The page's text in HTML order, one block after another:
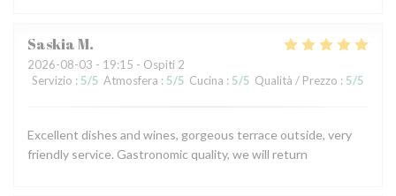
SaskiaM
2026-08-03 - 19:15 - Ospiti 2
Servizio : 5/5 Atmosfera : 5/5 Cucina : 5/5 Qualità / Prezzo : 5/5
Excellent dishes and wines, gorgeous terrace outside, very
friendly service. Gastronomic quality, we will return